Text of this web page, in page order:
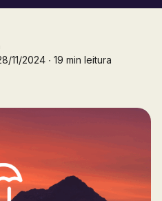
11/2024 ∙ 19 min leitura